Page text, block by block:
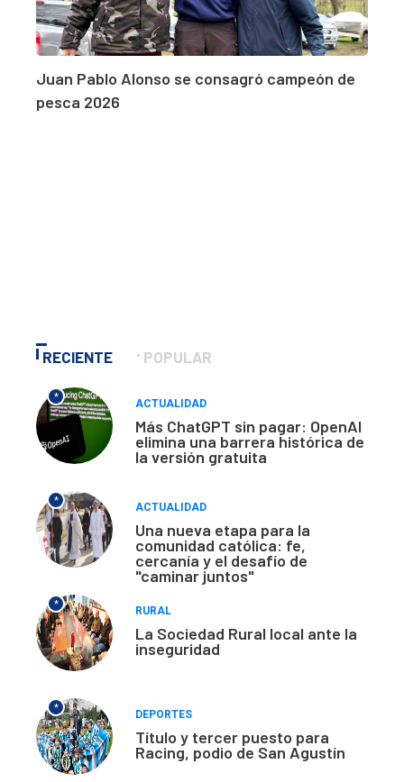
Juan Pablo Alonso se consagró campeón de
pesca 2026
RECIENTE POPULAR
*
ACTUALIDAD
Más ChatGPT sin pagar: OpenAI
elimina una barrera histórica de
la versión gratuita
*
ACTUALIDAD
Una nueva etapa para la
comunidad católica: fe,
cercanía y el desafío de
"caminar juntos"
*
RURAL
La Sociedad Rural local ante la
inseguridad
*
DEPORTES
Título y tercer puesto para
Racing, podio de San Agustín